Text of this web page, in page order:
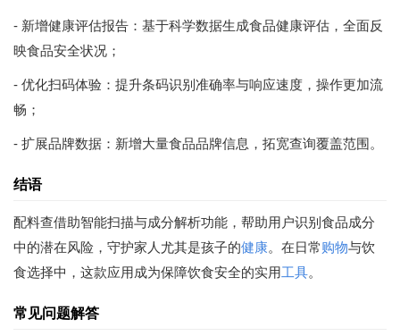
- 新增健康评估报告：基于科学数据生成食品健康评估，全面反
映食品安全状况；
- 优化扫码体验：提升条码识别准确率与响应速度，操作更加流
畅；
- 扩展品牌数据：新增大量食品品牌信息，拓宽查询覆盖范围。
结语
配料查借助智能扫描与成分解析功能，帮助用户识别食品成分
中的潜在风险，守护家人尤其是孩子的健康。在日常购物与饮
食选择中，这款应用成为保障饮食安全的实用工具。
常见问题解答